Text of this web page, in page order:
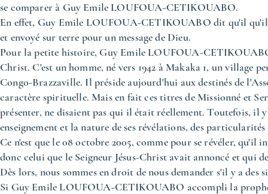
se comparer à Guy Emile LOUFOUA-CETIKOUABO.
En effet, Guy Emile LOUFOUA-CETIKOUABO dit qu'il
et envoyé sur terre pour un message de Dieu.
Pour la petite histoire, Guy Emile LOUFOUA-
Christ. C'est un homme, né vers 1942 à Makaka 1, un village
Congo-Brazzaville. Il préside aujourd'hui aux destinés de
caractère spirituelle. Mais en fait ces titres de Missionné et
présenter, ne disaient pas qui il était réellement. Toutefois, il y
enseignement et la nature de ses révélations, des
Ce n'est que le 08 octobre 2005, comme pour se révéler, qu'il
donc celui que le Seigneur Jésus-Christ avait annoncé et qui
Dès lors, nous sommes en droit de nous demander s'il y a
Si Guy Emile LOUFOUA-CETIKOUABO accompli la